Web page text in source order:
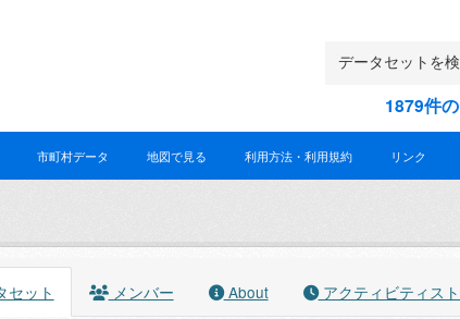
1879件
市町村データ 地図で見る 利用方法・利用規約 リンク
セット メンバー About アクティビティス